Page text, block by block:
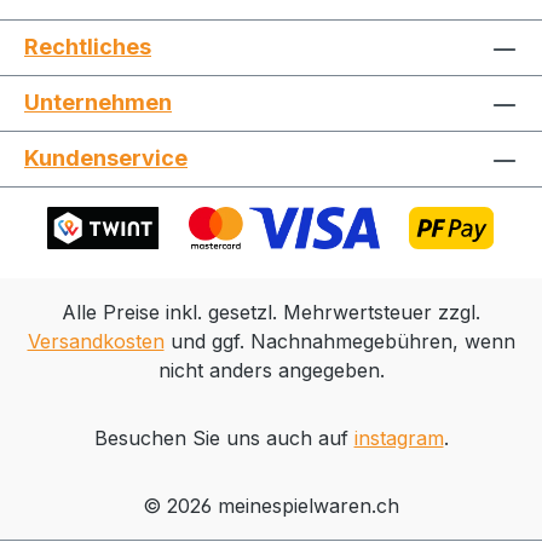
leicht selbst zusammenbauen.
Kindgerecht und ohne Kraftaufwand. Die
farbige leicht verständliche Bauanleitung
führt dabei Schritt für Schritt zum
Bauweise Wieder
Figur Bewegliche Türen vorne und
beiliegende Aufkleber
Rechtliches
Unternehmen
Kundenservice
Alle Preise inkl. gesetzl. Mehrwertsteuer zzgl.
Versandkostenund ggf. Nachnahmegebühren, wenn
nicht anders angegeben.
Besuchen Sie uns auch auf instagram.
© 2026 meinespielwaren.ch